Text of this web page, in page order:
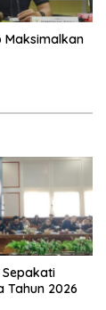
Maksimalkan
Sepakati
Tahun 2026